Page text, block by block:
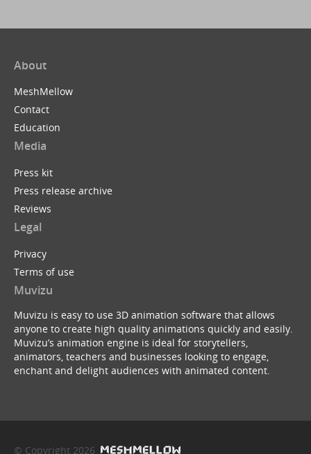
About
MeshMellow
Contact
Education
Media
Press kit
Press release archive
Reviews
Legal
Privacy
Terms of use
Muvizu
Muvizu is easy to use 3D animation software that allows
anyone to create high quality animations quickly and easily.
Muvizu’s animation engine is ideal for storytellers,
animators, teachers and businesses looking to engage,
enchant and delight audiences with animated content.
© Copyright 2026